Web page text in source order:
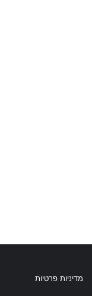
מדיניות פרטיות